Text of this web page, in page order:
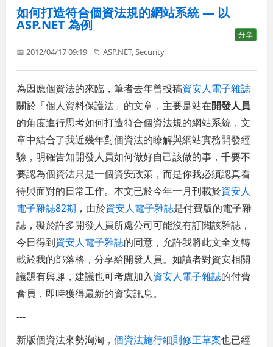
如何打造符合個資法規的網站系統 — 以
ASP.NET 為例
分享
📅 2012/04/17 09:19 📁ASP.NET,Security
為因應個資法的來臨，筆者去年曾投稿資安人電子雜誌
關於「個人資料保護法」的文章，主要是站在開發人員
的角度進行思考如何打造符合個資法規的網站系統，文
章中結合了我近幾年對個資法的瞭解與網站實務開發經
驗，明確告知開發人員如何做好自己該做的事，千要不
要認為個資法只是一個資安政策，而是你我必須認真看
待與面對的日常工作。本文已於今年一月刊載於資安人
電子雜誌82期 ，由於資安人電子雜誌是付費版的電子雜
誌，礙於許多開發人員所處公司可能沒有訂閱該雜誌，
今日得到資安人電子雜誌的同意，允許我將此文全文轉
載於我的部落格，分享給開發人員。如讀者對資安相關
議題有興趣，建議也可考慮加入資安人電子雜誌的付費
會員，即時獲得最新的資安訊息。
---
新版個資法來勢洶洶，個資法施行細則修正草案也已經